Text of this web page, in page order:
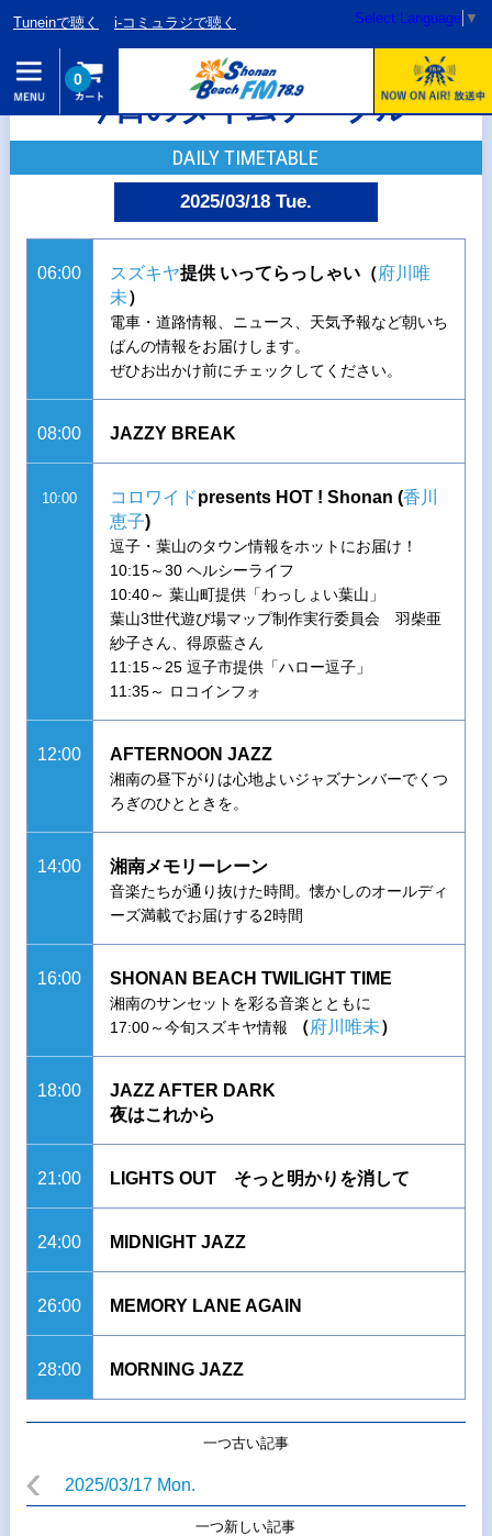
Tuneinで聴く i-コミュラジで聴く Select Language ▼
0
今日のタイムテーブル
DAILY TIMETABLE
2025/03/18 Tue.
06:00 スズキヤ提供 いってらっしゃい（府川唯
未）
電車・道路情報、ニュース、天気予報など朝いち
ばんの情報をお届けします。
ぜひお出かけ前にチェックしてください。
08:00 JAZZY BREAK
10:00 コロワイドpresents HOT ! Shonan (香川
恵子)
逗子・葉山のタウン情報をホットにお届け！
10:15～30 ヘルシーライフ
10:40～ 葉山町提供「わっしょい葉山」
葉山3世代遊び場マップ制作実行委員会 羽柴亜
紗子さん、得原藍さん
11:15～25 逗子市提供「ハロー逗子」
11:35～ ロコインフォ
12:00 AFTERNOON JAZZ
湘南の昼下がりは心地よいジャズナンバーでくつ
ろぎのひとときを。
14:00 湘南メモリーレーン
音楽たちが通り抜けた時間。懐かしのオールディ
ーズ満載でお届けする2時間
16:00 SHONAN BEACH TWILIGHT TIME
湘南のサンセットを彩る音楽とともに
17:00～今旬スズキヤ情報
（府川唯未）
18:00
JAZZ AFTER DARK
夜はこれから
21:00 LIGHTS OUT そっと明かりを消して
24:00 MIDNIGHT JAZZ
26:00 MEMORY LANE AGAIN
28:00 MORNING JAZZ
一つ古い記事
2025/03/17 Mon.
一つ新しい記事